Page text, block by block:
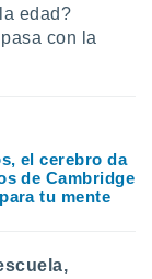
edad?
con la
el cerebro da
de Cambridge
tu mente